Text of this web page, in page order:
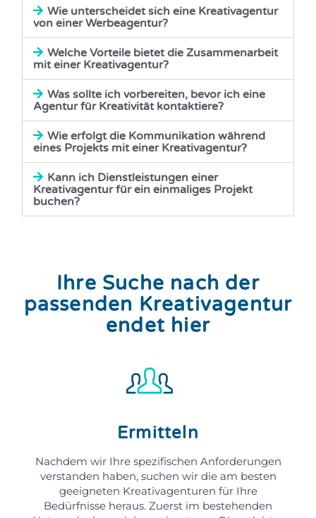
Wie unterscheidet sich eine Kreativagentur
von einer Werbeagentur?
Welche Vorteile bietet die Zusammenarbeit
mit einer Kreativagentur?
Was sollte ich vorbereiten, bevor ich eine
Agentur für Kreativität kontaktiere?
Wie erfolgt die Kommunikation während
eines Projekts mit einer Kreativagentur?
Kann ich Dienstleistungen einer
Kreativagentur für ein einmaliges Projekt
buchen?
Ihre Suche nach der
passenden Kreativagentur
endet hier
Ermitteln
Nachdem wir Ihre spezifischen Anforderungen
verstanden haben, suchen wir die am besten
geeigneten Kreativagenturen für Ihre
Bedürfnisse heraus. Zuerst im bestehenden